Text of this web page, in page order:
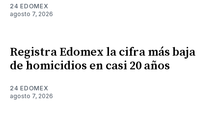
24 EDOMEX
agosto 7, 2026
Registra Edomex la cifra más baja
de homicidios en casi 20 años
24 EDOMEX
agosto 7, 2026